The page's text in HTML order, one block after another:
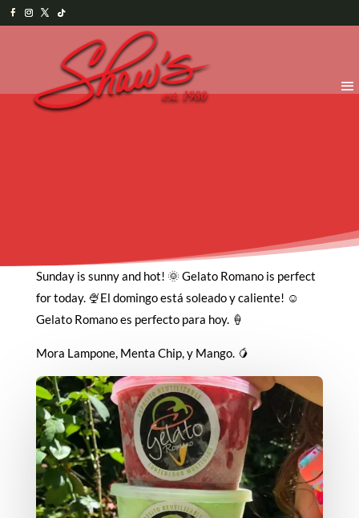
Sunday is sunny and hot! 🌞 Gelato Romano is perfect
for today. 🍨El domingo está soleado y caliente! ☺️
Gelato Romano es perfecto para hoy. 🍦
Mora Lampone, Menta Chip, y Mango. 🥭